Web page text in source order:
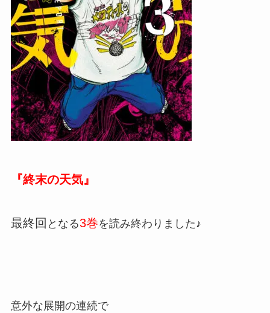
『終末の天気』
最終回 となる3巻を読み終わりました♪
意外な展開の連続で